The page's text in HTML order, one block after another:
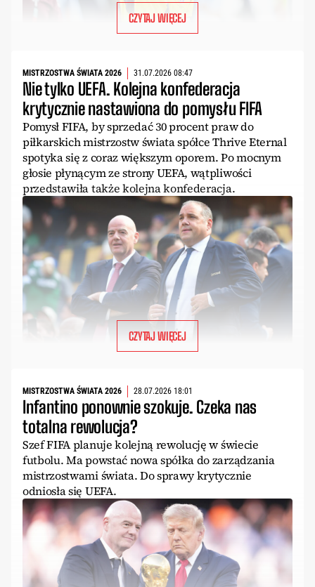
CZYTAJ WIĘCEJ
MISTRZOSTWA ŚWIATA 2026 31.07.2026 08:47
Nie tylko UEFA. Kolejna konfederacja
krytycznie nastawiona do pomysłu FIFA
Pomysł FIFA, by sprzedać 30 procent praw do
piłkarskich mistrzostw świata spółce Thrive Eternal
spotyka się z coraz większym oporem. Po mocnym
głosie płynącym ze strony UEFA, wątpliwości
przedstawiła także kolejna konfederacja.
CZYTAJ WIĘCEJ
MISTRZOSTWA ŚWIATA 2026 28.07.2026 18:01
Infantino ponownie szokuje. Czeka nas
totalna rewolucja?
Szef FIFA planuje kolejną rewolucję w świecie
futbolu. Ma powstać nowa spółka do zarządzania
mistrzostwami świata. Do sprawy krytycznie
odniosła się UEFA.